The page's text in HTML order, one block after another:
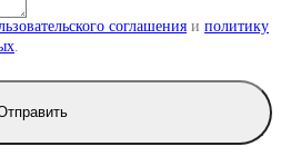
соглашения и политику